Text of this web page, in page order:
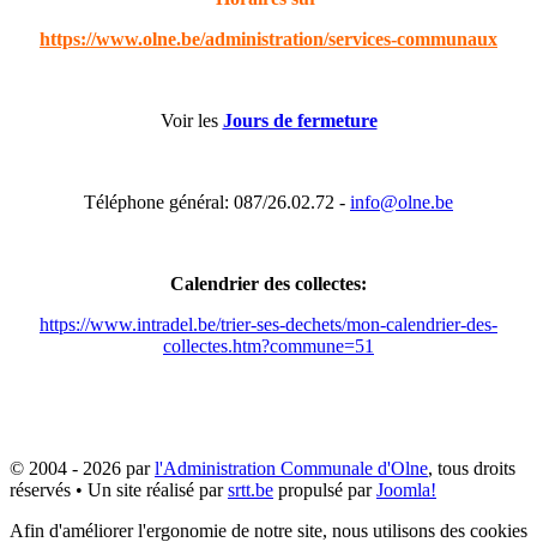
https://www.olne.be/administration/services-communaux
Voir les Jours de fermeture
Téléphone général: 087/26.02.72 - info@olne.be
Calendrier des collectes:
https://www.intradel.be/trier-ses-dechets/mon-calendrier-des-
collectes.htm?commune=51
© 2004 - 2026 parl'Administration Communale d'Olne, tous droits
réservés • Un site réalisé parsrtt.be propulsé parJoomla!
Afin d'améliorer l'ergonomie de notre site, nous utilisons des cookies